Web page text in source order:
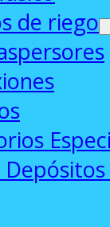
de riego